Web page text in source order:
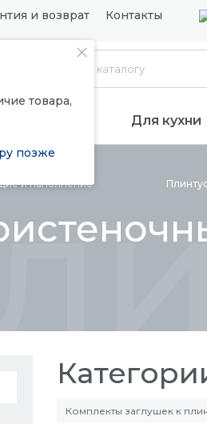
и возврат Контакты
товара,
позже
Для кухни
инаполнение
Комплекты заглушек к